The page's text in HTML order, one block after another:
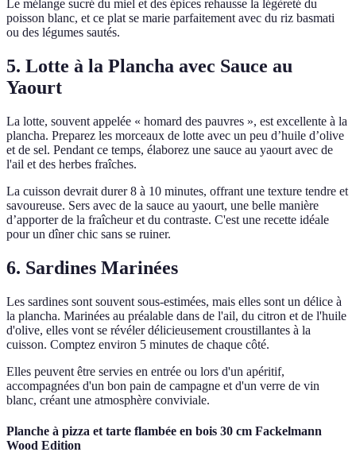
Le mélange sucré du miel et des épices rehausse la légèreté du
poisson blanc, et ce plat se marie parfaitement avec du riz basmati
ou des légumes sautés.
5. Lotte à la Plancha avec Sauce au
Yaourt
La lotte, souvent appelée « homard des pauvres », est excellente à la
plancha. Preparez les morceaux de lotte avec un peu d’huile d’olive
et de sel. Pendant ce temps, élaborez une sauce au yaourt avec de
l'ail et des herbes fraîches.
La cuisson devrait durer 8 à 10 minutes, offrant une texture tendre et
savoureuse. Sers avec de la sauce au yaourt, une belle manière
d’apporter de la fraîcheur et du contraste. C'est une recette idéale
pour un dîner chic sans se ruiner.
6. Sardines Marinées
Les sardines sont souvent sous-estimées, mais elles sont un délice à
la plancha. Marinées au préalable dans de l'ail, du citron et de l'huile
d'olive, elles vont se révéler délicieusement croustillantes à la
cuisson. Comptez environ 5 minutes de chaque côté.
Elles peuvent être servies en entrée ou lors d'un apéritif,
accompagnées d'un bon pain de campagne et d'un verre de vin
blanc, créant une atmosphère conviviale.
Planche à pizza et tarte flambée en bois 30 cm Fackelmann
Wood Edition